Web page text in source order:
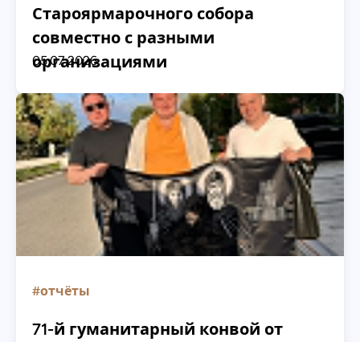
Староярмарочного собора
совместно с разными
организациями
05.07.2026
#отчёты
71-й гуманитарный конвой от